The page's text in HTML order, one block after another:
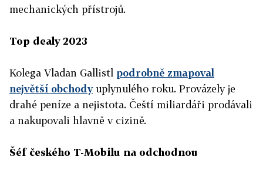
mechanických přístrojů.
Top dealy 2023
Kolega Vladan Gallistl podrobně zmapoval
největší obchodyuplynulého roku. Provázely je
drahé peníze a nejistota. Čeští miliardáři prodávali
a nakupovali hlavně v cizině.
Šéf českého T-Mobilu na odchodnou